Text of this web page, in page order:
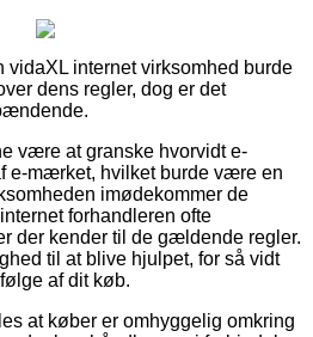
vidaXL internet virksomhed burde
dens regler, dog er det
være at granske hvorvidt e-
e-mærket, hvilket burde være en
imødekommer de
forhandleren ofte
der kender til de gældende regler.
til at blive hjulpet, for så vidt
af dit køb.
at køber er omhyggelig omkring